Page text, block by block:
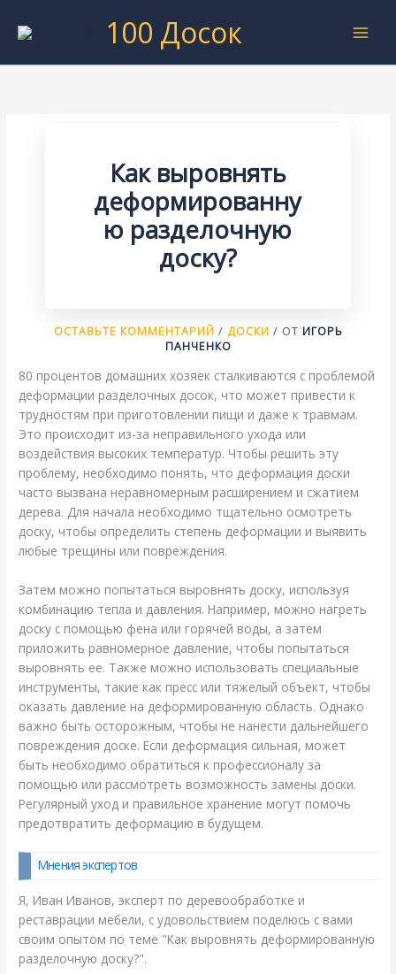
100 Досок
Как выровнять
деформированну
ю разделочную
доску?
ОСТАВЬТЕ КОММЕНТАРИЙ / ДОСКИ / ОТ ИГОРЬ
ПАНЧЕНКО
80 процентов домашних хозяек сталкиваются с проблемой
деформации разделочных досок, что может привести к
трудностям при приготовлении пищи и даже к травмам.
Это происходит из-за неправильного ухода или
воздействия высоких температур. Чтобы решить эту
проблему, необходимо понять, что деформация доски
часто вызвана неравномерным расширением и сжатием
дерева. Для начала необходимо тщательно осмотреть
доску, чтобы определить степень деформации и выявить
любые трещины или повреждения.
Затем можно попытаться выровнять доску, используя
комбинацию тепла и давления. Например, можно нагреть
доску с помощью фена или горячей воды, а затем
приложить равномерное давление, чтобы попытаться
выровнять ее. Также можно использовать специальные
инструменты, такие как пресс или тяжелый объект, чтобы
оказать давление на деформированную область. Однако
важно быть осторожным, чтобы не нанести дальнейшего
повреждения доске. Если деформация сильная, может
быть необходимо обратиться к профессионалу за
помощью или рассмотреть возможность замены доски.
Регулярный уход и правильное хранение могут помочь
предотвратить деформацию в будущем.
Мнения экспертов
Я, Иван Иванов, эксперт по деревообработке и
реставрации мебели, с удовольствием поделюсь с вами
своим опытом по теме "Как выровнять деформированную
разделочную доску?".